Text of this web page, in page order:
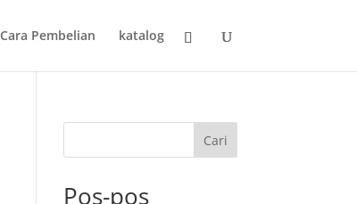
Cara Pembelian katalog
Cari
Pos-pos